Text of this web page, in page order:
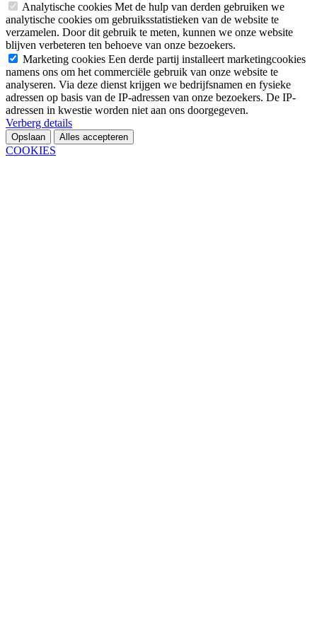
Analytische cookies Met de hulp van derden gebruiken we
analytische cookies om gebruiksstatistieken van de website te
verzamelen. Door dit gebruik te meten, kunnen we onze website
blijven verbeteren ten behoeve van onze bezoekers.
Marketing cookies Een derde partij installeert marketingcookies
namens ons om het commerciële gebruik van onze website te
analyseren. Via deze dienst krijgen we bedrijfsnamen en fysieke
adressen op basis van de IP-adressen van onze bezoekers. De IP-
adressen in kwestie worden niet aan ons doorgegeven.
Verberg details
Opslaan Alles accepteren
COOKIES